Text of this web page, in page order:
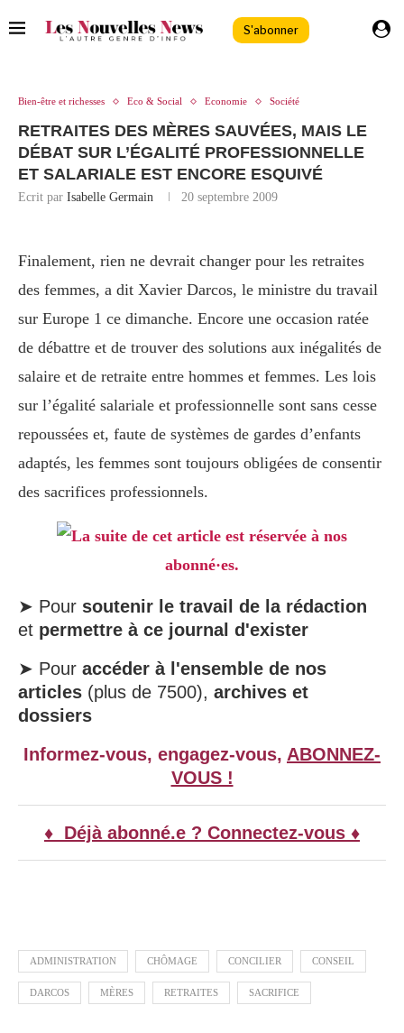
S'abonner
Bien-être et richesses Eco & Social Economie Société
RETRAITES DES MÈRES SAUVÉES, MAIS LE
DÉBAT SUR L’ÉGALITÉ PROFESSIONNELLE
ET SALARIALE EST ENCORE ESQUIVÉ
Ecrit par Isabelle Germain 20 septembre 2009
Finalement, rien ne devrait changer pour les retraites
des femmes, a dit Xavier Darcos, le ministre du travail
sur Europe 1 ce dimanche. Encore une occasion ratée
de débattre et de trouver des solutions aux inégalités de
salaire et de retraite entre hommes et femmes. Les lois
sur l’égalité salariale et professionnelle sont sans cesse
repoussées et, faute de systèmes de gardes d’enfants
adaptés, les femmes sont toujours obligées de consentir
des sacrifices professionnels.
La suite de cet article est réservée à nos
abonné·es.
➤ Pour soutenir le travail de la rédaction
et permettre à ce journal d'exister
➤ Pour accéder à l'ensemble de nos
articles (plus de 7500), archives et
dossiers
Informez-vous, engagez-vous, ABONNEZ-
VOUS !
♦ Déjà abonné.e ? Connectez-vous ♦
ADMINISTRATION CHÔMAGE CONCILIER CONSEIL
DARCOS MÈRES RETRAITES SACRIFICE